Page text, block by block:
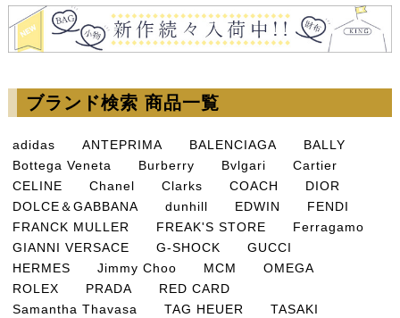
ブランド検索 商品一覧
adidas ANTEPRIMA BALENCIAGA
BALLY
Bottega Veneta
Burberry Bvlgari
Cartier
CELINE
Chanel Clarks COACH
DIOR
DOLCE＆GABBANA
dunhill EDWIN
FENDI
FRANCK MULLER
FREAK'S STORE
Ferragamo
GIANNI VERSACE
G-SHOCK
GUCCI
HERMES
Jimmy Choo MCM
OMEGA
ROLEX
PRADA
RED CARD
Samantha Thavasa
TAG HEUER
TASAKI